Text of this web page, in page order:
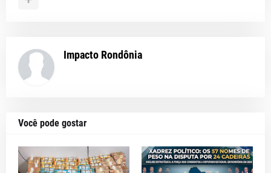
Impacto Rondônia
Você pode gostar